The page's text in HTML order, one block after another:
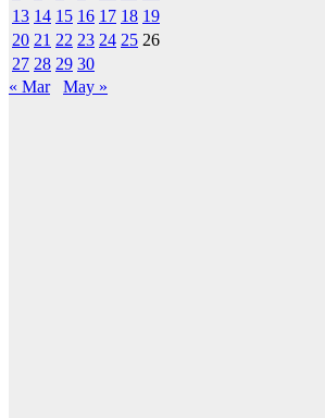
13 14 15 16 17 18 19
20 21 22 23 24 25 26
27 28 29 30
« Mar
May »